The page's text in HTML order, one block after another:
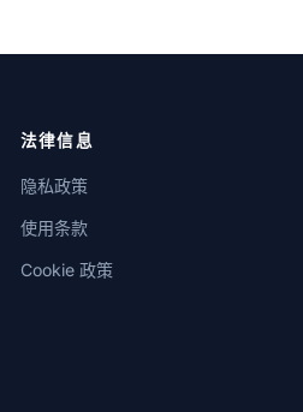
法律信息
隐私政策
使用条款
Cookie 政策